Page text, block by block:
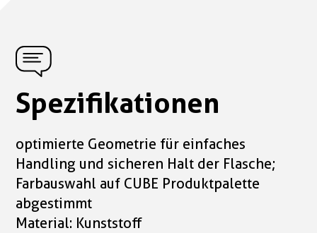
Spezifikationen
optimierte Geometrie für einfaches
Handling und sicheren Halt der Flasche;
Farbauswahl auf CUBE Produktpalette
abgestimmt
Material: Kunststoff